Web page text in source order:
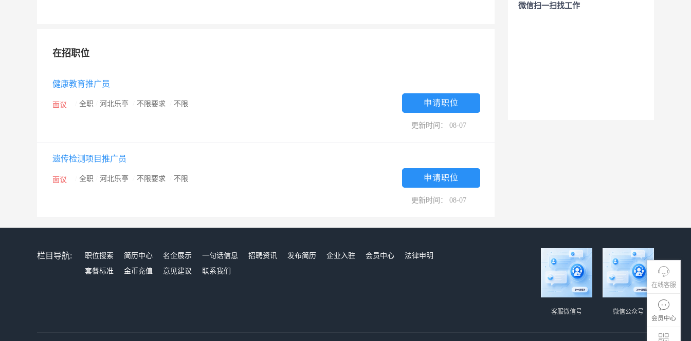
在线客服
会员中心
在招职位
健康教育推广员
面议 全职 河北乐亭 不限要求 不限 申请职位
更新时间： 08-07
遗传检测项目推广员
面议 全职 河北乐亭 不限要求 不限 申请职位
更新时间： 08-07
微信扫一扫找工作
栏目导航: 职位搜索 简历中心 名企展示 一句话信息 招聘资讯 发布简历 企业入驻 会员中心
法律申明
套餐标准
金币充值 意见建议 联系我们
微信公众号
客服微信号